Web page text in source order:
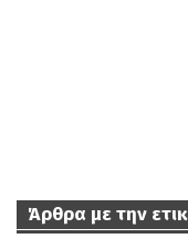
Άρθρα με την